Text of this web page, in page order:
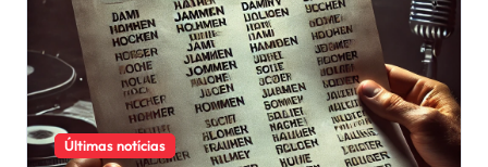
Últimas notícias